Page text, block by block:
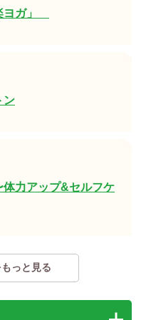
ヨガ」
ン
力アップ&セルフケ
っと見る